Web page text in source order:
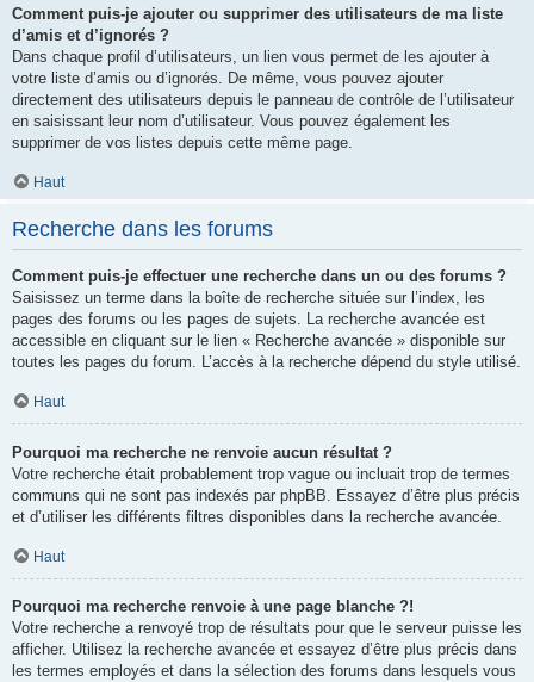
Comment puis-je ajouter ou supprimer des utilisateurs de ma liste
d’amis et d’ignorés ?
Dans chaque profil d’utilisateurs, un lien vous permet de les ajouter à
votre liste d’amis ou d’ignorés. De même, vous pouvez ajouter
directement des utilisateurs depuis le panneau de contrôle de l’utilisateur
en saisissant leur nom d’utilisateur. Vous pouvez également les
supprimer de vos listes depuis cette même page.
Haut
Recherche dans les forums
Comment puis-je effectuer une recherche dans un ou des forums ?
Saisissez un terme dans la boîte de recherche située sur l’index, les
pages des forums ou les pages de sujets. La recherche avancée est
accessible en cliquant sur le lien « Recherche avancée » disponible sur
toutes les pages du forum. L’accès à la recherche dépend du style utilisé.
Haut
Pourquoi ma recherche ne renvoie aucun résultat ?
Votre recherche était probablement trop vague ou incluait trop de termes
communs qui ne sont pas indexés par phpBB. Essayez d’être plus précis
et d’utiliser les différents filtres disponibles dans la recherche avancée.
Haut
Pourquoi ma recherche renvoie à une page blanche ?!
Votre recherche a renvoyé trop de résultats pour que le serveur puisse les
afficher. Utilisez la recherche avancée et essayez d’être plus précis dans
les termes employés et dans la sélection des forums dans lesquels vous